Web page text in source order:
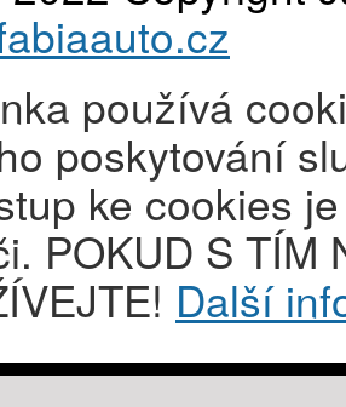
používá
poskytování
ke cookies
POKUD S TÍM
Další